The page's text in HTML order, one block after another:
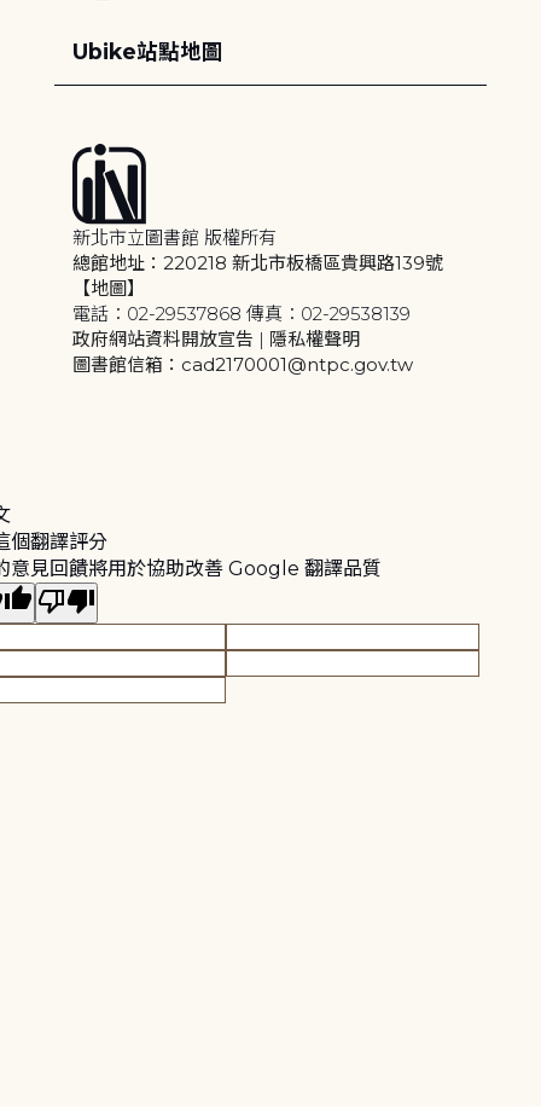
Ubike站點地圖
新北市立圖書館 版權所有
總館地址：220218 新北市板橋區貴興路139號
【地圖】
電話：02-29537868 傳真：02-29538139
政府網站資料開放宣告 | 隱私權聲明
圖書館信箱：cad2170001@ntpc.gov.tw
個翻譯評分
意見回饋將用於協助改善 Google 翻譯品質